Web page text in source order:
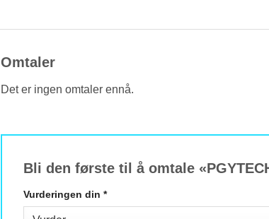
Omtaler
Det er ingen omtaler ennå.
Bli den første til å omtale
Vurderingen din *